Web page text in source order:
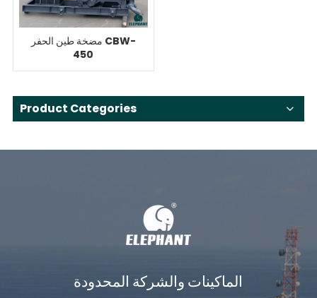
مضخة طين الحفر CBW-
450
Product Categories
الماكينات والشركة المحدودة